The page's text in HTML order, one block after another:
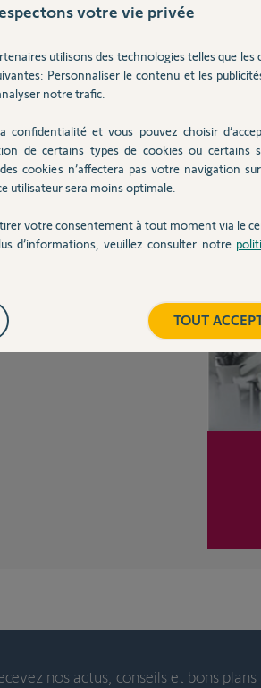
votre question
71
nos actus, conseils et bons
votre vie privée
utilisons des technologies telles que les
Personnaliser le contenu et les
notre trafic.
et vous pouvez choisir
de certains types de cookies ou certains
cookies n’affectera pas votre navigation
utilisateur sera moins optimale.
votre consentement à tout moment via le
d’informations, veuillez consulter notre
TOUT